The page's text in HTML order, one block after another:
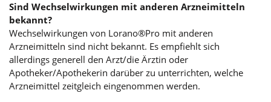
Sind Wechselwirkungen mit anderen Arzneimitteln
bekannt?
Wechselwirkungen von Lorano®Pro mit anderen
Arzneimitteln sind nicht bekannt. Es empfiehlt sich
allerdings generell den Arzt/die Ärztin oder
Apotheker/Apothekerin darüber zu unterrichten, welche
Arzneimittel zeitgleich eingenommen werden.